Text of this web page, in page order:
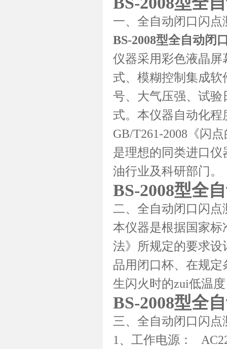
一、全自动闭口闪点
BS-2008型全自动闭
仪器采用彩色液晶
式、模糊控制集成
号、大气压强、试
式。本仪器自动化
GB/T261-2008《闪
是理想的同类进口
油行业及科研部门。
BS-2008型全
二、全自动闭口闪
本仪器是根据国家标
法》所规定的要求
品用闭口杯、在规
生闪火时的zui低温
BS-2008型全
三、全自动闭口闪
1、工作电源：